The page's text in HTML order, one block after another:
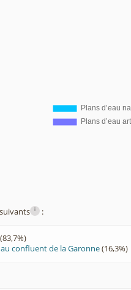
i :
(83,7%)
confluent de la Garonne(16,3%)